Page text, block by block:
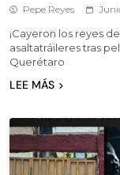
Pepe Reyes
¡Cayeron los reyes
asaltatráileres tras
Querétaro
LEE MÁS